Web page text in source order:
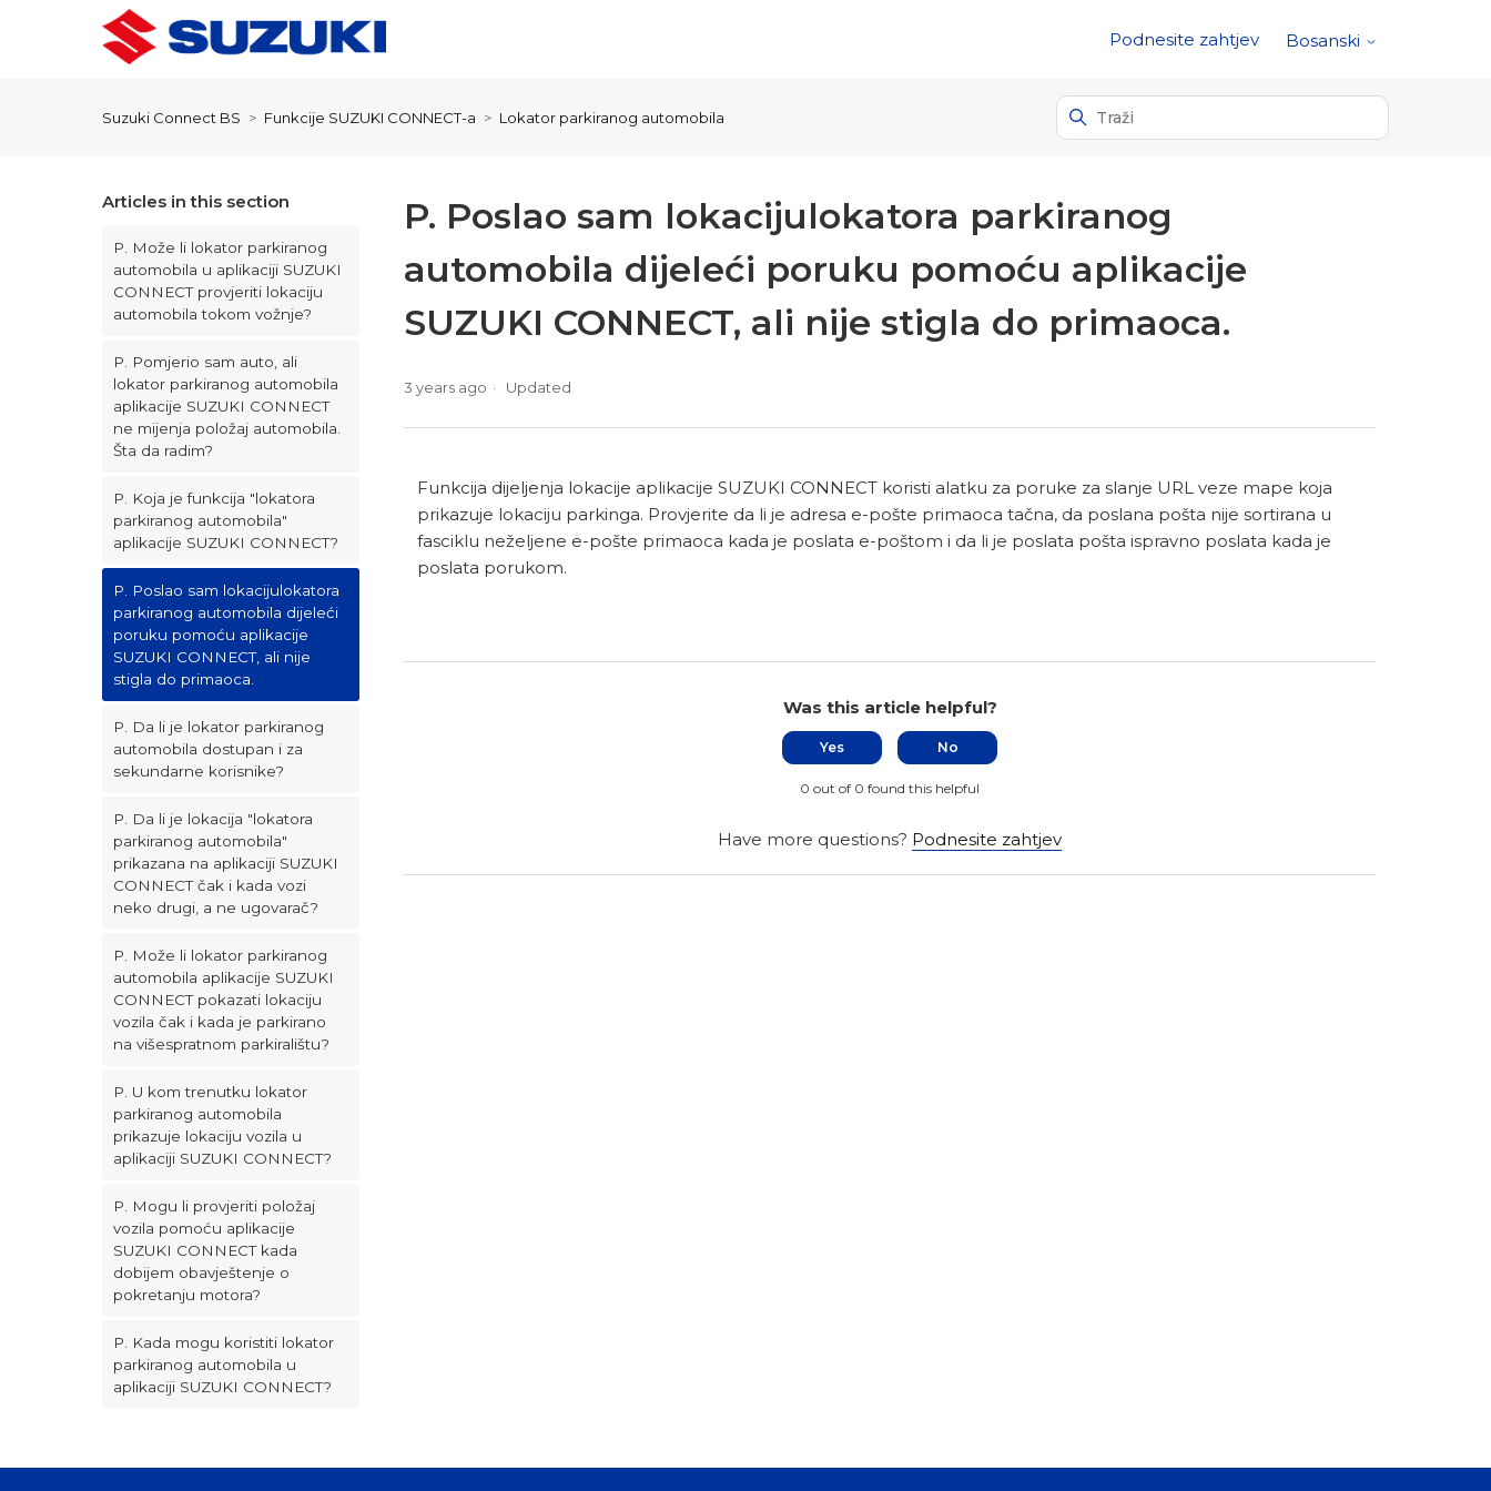
Podnesite zahtjev Bosanski
Suzuki Connect BS Funkcije SUZUKI CONNECT-a Lokator parkiranog automobila
Articles in this section
P. Može li lokator parkiranog
automobila u aplikaciji SUZUKI
CONNECT provjeriti lokaciju
automobila tokom vožnje?
P. Pomjerio sam auto, ali
lokator parkiranog automobila
aplikacije SUZUKI CONNECT
ne mijenja položaj automobila.
Šta da radim?
P. Koja je funkcija "lokatora
parkiranog automobila"
aplikacije SUZUKI CONNECT?
P. Poslao sam lokacijulokatora
parkiranog automobila dijeleći
poruku pomoću aplikacije
SUZUKI CONNECT, ali nije
stigla do primaoca.
P. Da li je lokator parkiranog
automobila dostupan i za
sekundarne korisnike?
P. Da li je lokacija "lokatora
parkiranog automobila"
prikazana na aplikaciji SUZUKI
CONNECT čak i kada vozi
neko drugi, a ne ugovarač?
P. Može li lokator parkiranog
automobila aplikacije SUZUKI
CONNECT pokazati lokaciju
vozila čak i kada je parkirano
na višespratnom parkiralištu?
P. U kom trenutku lokator
parkiranog automobila
prikazuje lokaciju vozila u
aplikaciji SUZUKI CONNECT?
P. Mogu li provjeriti položaj
vozila pomoću aplikacije
SUZUKI CONNECT kada
dobijem obavještenje o
pokretanju motora?
P. Kada mogu koristiti lokator
parkiranog automobila u
aplikaciji SUZUKI CONNECT?
P. Poslao sam lokacijulokatora parkiranog
automobila dijeleći poruku pomoću aplikacije
SUZUKI CONNECT, ali nije stigla do primaoca.
3 years ago Updated
Funkcija dijeljenja lokacije aplikacije SUZUKI CONNECT koristi alatku za poruke za slanje URL veze mape koja
prikazuje lokaciju parkinga. Provjerite da li je adresa e-pošte primaoca tačna, da poslana pošta nije sortirana u
fasciklu neželjene e-pošte primaoca kada je poslata e-poštom i da li je poslata pošta ispravno poslata kada je
poslata porukom.
Was this article helpful?
Yes No
0 out of 0 found this helpful
Have more questions? Podnesite zahtjev